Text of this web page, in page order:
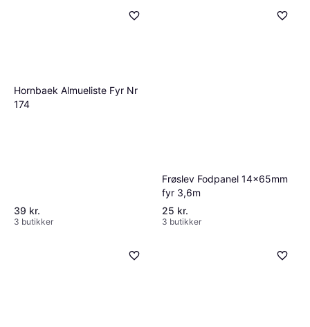
Hornbaek Almueliste Fyr Nr
174
39 kr.
3 butikker
Frøslev Fodpanel 14x65mm
fyr 3,6m
25 kr.
3 butikker